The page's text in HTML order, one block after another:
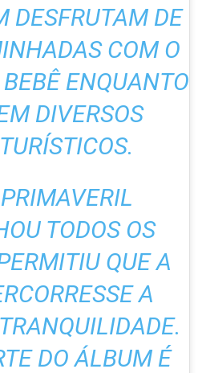
DESFRUTAM DE
COM O
ENQUANTO
DIVERSOS
TODOS OS
QUE A
A
DO ÁLBUM É